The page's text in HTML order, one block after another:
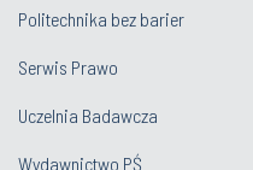
Politechnika bez barier
Serwis Prawo
Uczelnia Badawcza
Wydawnictwo PŚ